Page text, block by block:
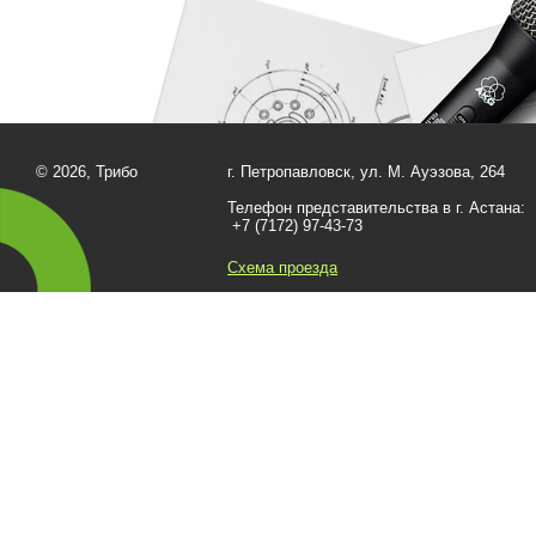
© 2026, Трибо
г. Петропавловск, ул. М. Ауэзова, 264
Телефон представительства в г. Астана:
+7 (7172) 97-43-73
Схема проезда